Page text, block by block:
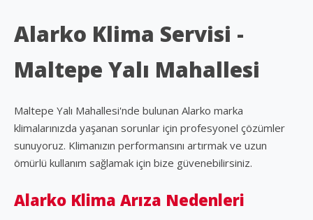
Alarko Klima Servisi -
Maltepe Yalı Mahallesi
Maltepe Yalı Mahallesi'nde bulunan Alarko marka
klimalarınızda yaşanan sorunlar için profesyonel çözümler
sunuyoruz. Klimanızın performansını artırmak ve uzun
ömürlü kullanım sağlamak için bize güvenebilirsiniz.
Alarko Klima Arıza Nedenleri